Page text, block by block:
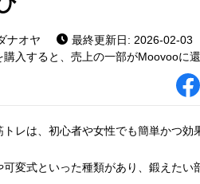
ナオヤ
最終更新日: 2026-02-03
入すると、売上の一部がMoovooに還
レは、初心者や女性でも簡単かつ効
可変式といった種類があり、鍛えた